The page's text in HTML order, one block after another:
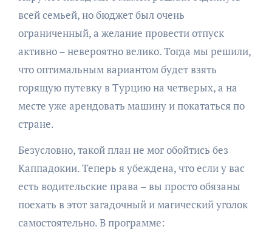
всей семьей, но бюджет был очень
ограниченный, а желание провести отпуск
активно – невероятно велико. Тогда мы решили,
что оптимальным вариантом будет взять
горящую путевку в Турцию на четверых, а на
месте уже арендовать машину и покататься по
стране.
Безусловно, такой план не мог обойтись без
Каппадокии. Теперь я убеждена, что если у вас
есть водительские права – вы просто обязаны
поехать в этот загадочный и магический уголок
самостоятельно. В программе: